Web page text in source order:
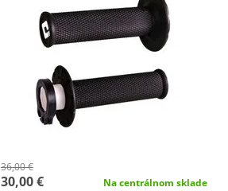
36,00 €
30,00 € Na centrálnom sklade